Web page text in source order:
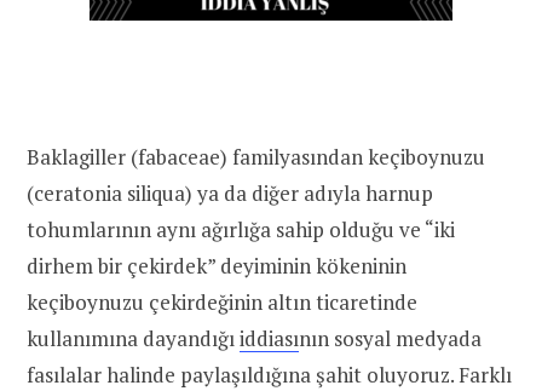
Baklagiller (fabaceae) familyasından keçiboynuzu
(ceratonia siliqua) ya da diğer adıyla harnup
tohumlarının aynı ağırlığa sahip olduğu ve “iki
dirhem bir çekirdek” deyiminin kökeninin
keçiboynuzu çekirdeğinin altın ticaretinde
kullanımına dayandığıiddiasının sosyal medyada
fasılalar halinde paylaşıldığına şahit oluyoruz. Farklı